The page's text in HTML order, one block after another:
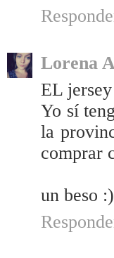
Lorena
EL
Yo sí
la
comprar
un beso :)